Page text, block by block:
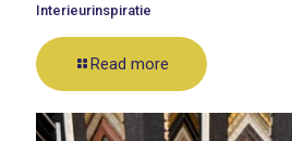
Interieurinspiratie
Read more